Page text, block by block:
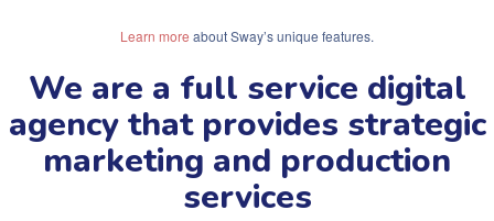
Learn more about Sway’s unique features.
We are a full service digital
agency that provides strategic
marketing and production
services